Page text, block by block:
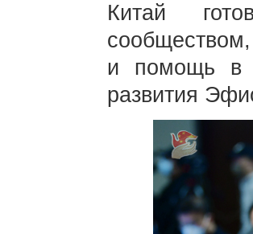
Китай
и помощь в
развития